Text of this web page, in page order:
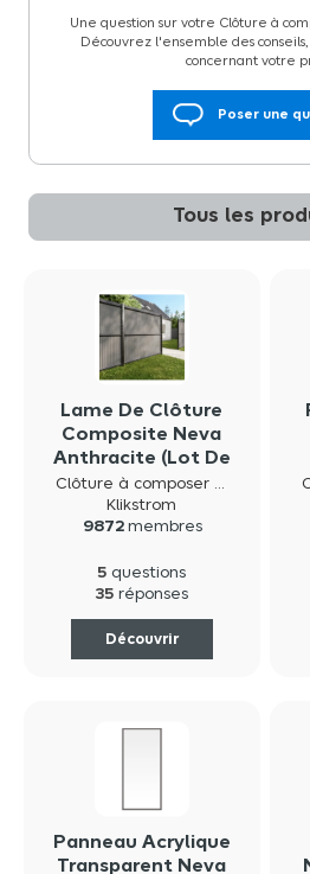
Une question sur votre Clôture à
Découvrez l'ensemble des
concernant votre
Poser une
Tous les
Lame De Clôture
Composite Neva
Anthracite (lot De
3 Lames)
Clôture à composer neva composite
Klikstrom
9872 membres
5 questions
35 réponses
Découvrir
Panneau Acrylique
Transparent Neva